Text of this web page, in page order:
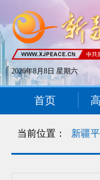
2026年8月8日 星期六
首页
当前位置： 新疆